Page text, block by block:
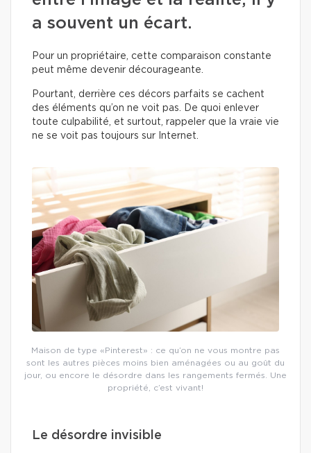
a souvent un écart.
Pour un propriétaire, cette comparaison constante
peut même devenir décourageante.
Pourtant, derrière ces décors parfaits se cachent
des éléments qu’on ne voit pas. De quoi enlever
toute culpabilité, et surtout, rappeler que la vraie vie
ne se voit pas toujours sur Internet.
Maison de type «Pinterest» : ce qu’on ne vous montre pas
sont les autres pièces moins bien aménagées ou au goût du
jour, ou encore le désordre dans les rangements fermés. Une
propriété, c’est vivant!
Le désordre invisible